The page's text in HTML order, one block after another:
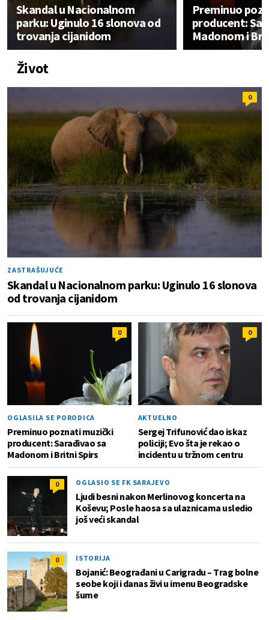
Skandal u Nacionalnom
parku: Uginulo 16 slonova od
trovanja cijanidom
Preminuo
producent:
Madonom i
Život
0
ZASTRAŠUJUĆE
Skandal u Nacionalnom parku: Uginulo 16 slonova
od trovanja cijanidom
0
OGLASILA SE PORODICA
Preminuo poznati muzički
producent: Sarađivao sa
Madonom i Britni Spirs
0
AKTUELNO
Sergej Trifunović dao iskaz
policiji; Evo šta je rekao o
incidentu u tržnom centru
0 OGLASIO SE FK SARAJEVO
Ljudi besni nakon Merlinovog koncerta na
Koševu; Posle haosa sa ulaznicama usledio
još veći skandal
0 ISTORIJA
Bojanić: Beograđani u Carigradu – Тrag bolne
seobe koji i danas živi u imenu Beogradske
šume